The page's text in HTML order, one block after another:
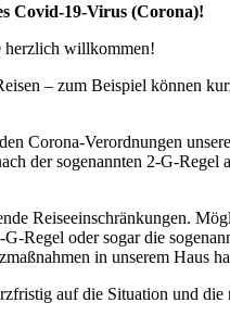
Covid-19-Virus (Corona)!
herzlich willkommen!
– zum Beispiel können
Corona-Verordnungen
der sogenannten 2-G-
Reiseeinschränkungen.
Regel oder sogar die
in unserem Haus
auf die Situation und die